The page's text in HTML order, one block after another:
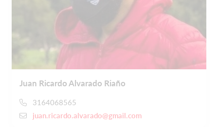
Juan Ricardo Alvarado Riaño
3164068565
juan.ricardo.alvarado@gmail.com